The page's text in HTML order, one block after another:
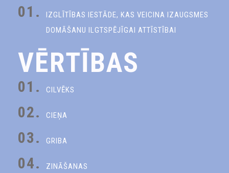
01.
IZGLĪTĪBAS IESTĀDE, KAS VEICINA IZAUGSMES
DOMĀŠANU ILGTSPĒJĪGAI ATTĪSTĪBAI
VĒRTĪBAS
01. CILVĒKS
02. CIEŅA
03. GRIBA
04. ZINĀŠANAS